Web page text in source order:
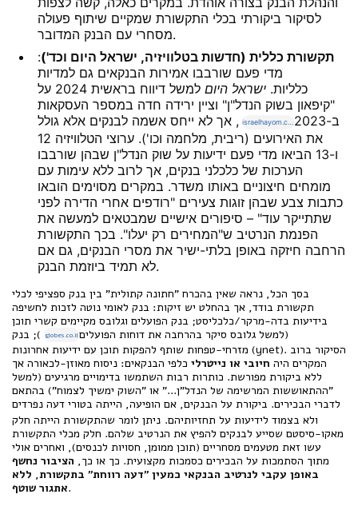
לסיקור ביקורתי בכלי התקשורת שמקיים שיתוף פעולה
מסחרי עם הבנק המדובר.
תקשורת כללית (חדשות בטלוויזיה, ישראל היום וכד'):
מדי פעם שורבבו אמירות הבנקאים גם למדיות
כלליות. ישראל היום
למשל דיווח בראשית 2024 על
"קיפאון בשוק הנדל"ן" וציין ירידה חדה במספר העסקאות
ב-2023
, אך לא ייחס אשמה לבנקים אלא גולל
את האירועים (ריבית, מלחמה וכו'). ערוצי הטלוויזיה 12
ו-13 הביאו מדי פעם ידיעות על שוק הנדל"ן שבהן שורבבו
הערכות של כלכלני בנקים, אך לרוב ללא עימות עם
מומחים חיצוניים באותו משדר. במקרים מסוימים הובאו
כתבות צבע שבהן זוגות צעירים "רודפים אחרי הדירה לפני
שתתייקר עוד" – סיפורים אישיים שמבטאים למעשה את
הפנמת הנרטיב ש"המחירים רק יעלו". בכך התקשורת
הרחבה חיזקה באופן בלתי-ישיר את מסרי הבנקים, גם אם
לא תמיד ביוזמת הבנק.
בסך הכל, נראה שאין בהכרח "חתונה קתולית" בין בנק ספציפי לכלי
תקשורת בודד, אך בהחלט יש זיקות: בנק לאומי נוטה לזכות לחשיפה
בידיעות בדה-מרקר/כלכליסט; בנק הפועלים וגלובס מקיימים קשרי תוכן
(למשל גלובס סיקר בהרחבה את דוחות הפועלים globes.co.il
); בנק
מזרחי-טפחות שותף להפקות תוכן עם ידיעות אחרונות (ynet). הסיקור ברוב
המקרים היה חיובי או נייטרלי כלפי הבנקאים: ניסוח מאוזן-לכאורה אך
ללא ביקורת מפורשת. כותרות רבות השתמשו בדימויים מרגיעים (למשל
"ההתאוששות המרשימה של הנדל"ן..." או "השוק ימשיך לצמוח") בהתאם
לדברי הבכירים. ביקורת על הבנקים, אם הופיעה, הייתה בטורי דעה נפרדים
ולא בצמוד לידיעות על תחזיותיהם. ניתן לומר שהתקשורת הייתה חלק
מאקו-סיסטם שסייע לבנקים להפיץ את הנרטיב שלהם. חלק מכלי התקשורת
עשו זאת מטעמים מסחריים (תוכן ממומן, חסויות לכנסים), ואחרים אולי
מתוך הסתמכות על הבכירים כסמכות מקצועית. כך או כך, הציבור נחשף
באופן עקבי לנרטיב הבנקאי כמעין "דעה רווחת" בתקשורת, ללא
אתגור שוטף.